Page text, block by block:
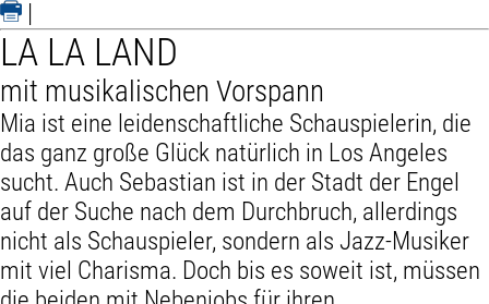
LA LA LAND
mit musikalischen Vorspann
Mia ist eine leidenschaftliche Schauspielerin, die
das ganz große Glück natürlich in Los Angeles
sucht. Auch Sebastian ist in der Stadt der Engel
auf der Suche nach dem Durchbruch, allerdings
nicht als Schauspieler, sondern als Jazz-Musiker
mit viel Charisma. Doch bis es soweit ist, müssen